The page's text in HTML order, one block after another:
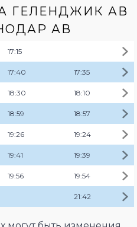
ГЕЛЕНДЖИК АВ
АВ
17:15
17:40 17:35
18:30 18:10
18:59 18:57
19:26 19:24
19:41 19:39
19:56 19:54
21:42